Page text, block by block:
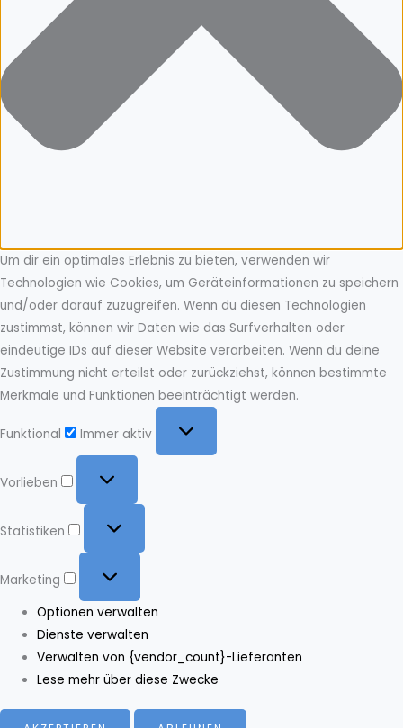
Um dir ein optimales Erlebnis zu bieten, verwenden wir
Technologien wie Cookies, um Geräteinformationen zu speichern
und/oder darauf zuzugreifen. Wenn du diesen Technologien
zustimmst, können wir Daten wie das Surfverhalten oder
eindeutige IDs auf dieser Website verarbeiten. Wenn du deine
Zustimmung nicht erteilst oder zurückziehst, können bestimmte
Merkmale und Funktionen beeinträchtigt werden.
Funktional
Immer aktiv
Vorlieben
Statistiken
Marketing
Optionen verwalten
Dienste verwalten
Verwalten von {vendor_count}-Lieferanten
Lese mehr über diese Zwecke